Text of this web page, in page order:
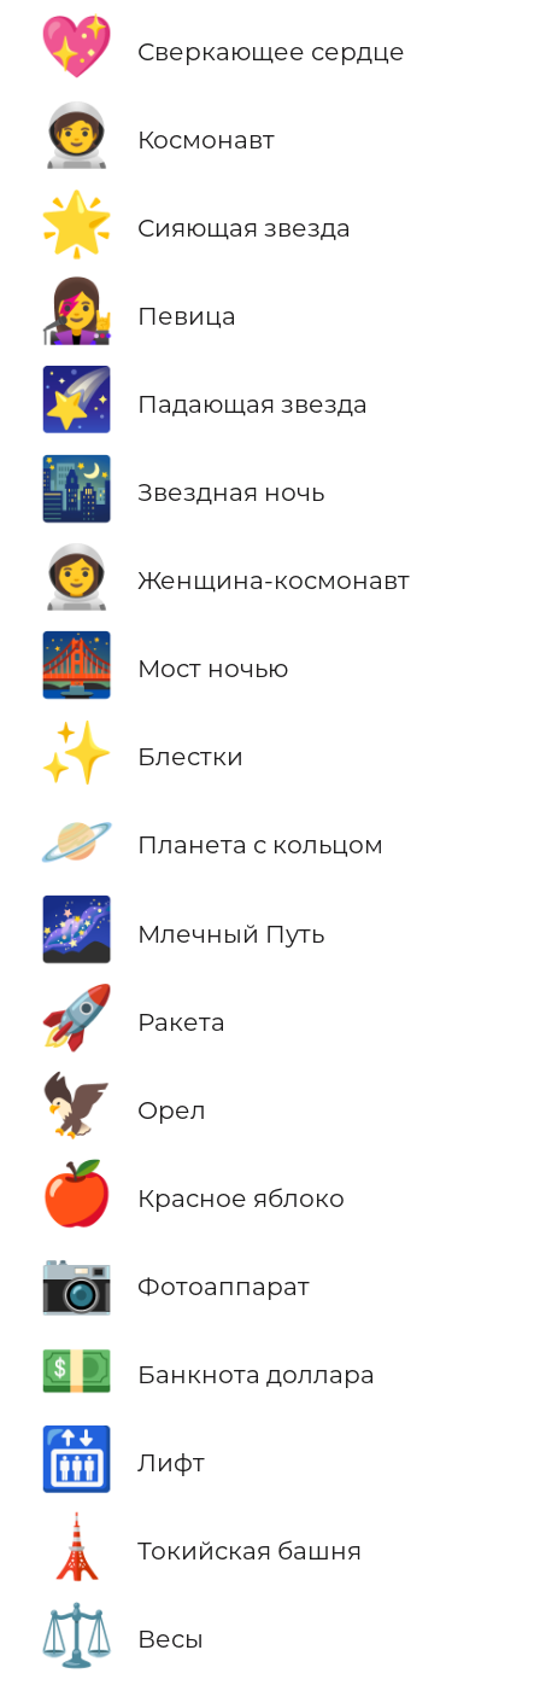
💖 Сверкающее сердце
🧑‍🚀 Космонавт
🌟 Сияющая звезда
👩‍🎤 Певица
🌠 Падающая звезда
🌃 Звездная ночь
👩‍🚀 Женщина-космонавт
🌉 Мост ночью
✨ Блестки
🪐 Планета с кольцом
🌌 Млечный Путь
🚀 Ракета
🦅 Орел
🍎 Красное яблоко
📷 Фотоаппарат
💵 Банкнота доллара
🛗 Лифт
🗼 Токийская башня
⚖️ Весы